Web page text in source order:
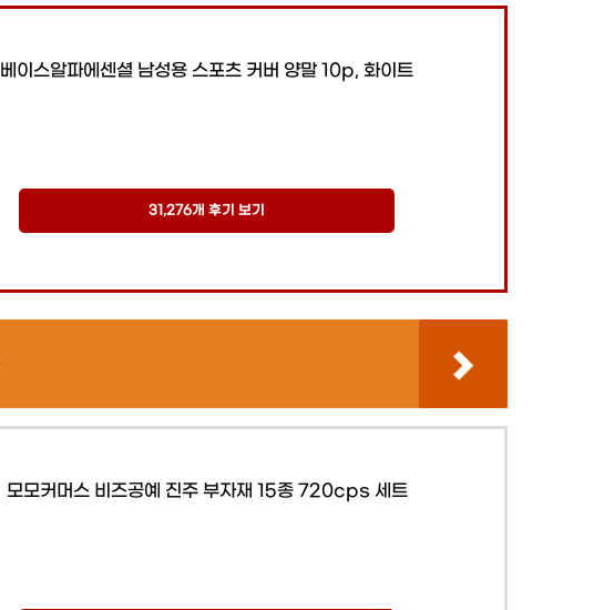
베이스알파에센셜 남성용 스포츠 커버 양말 10p, 화이트
31,276개 후기 보기
모모커머스 비즈공예 진주 부자재 15종 720cps 세트